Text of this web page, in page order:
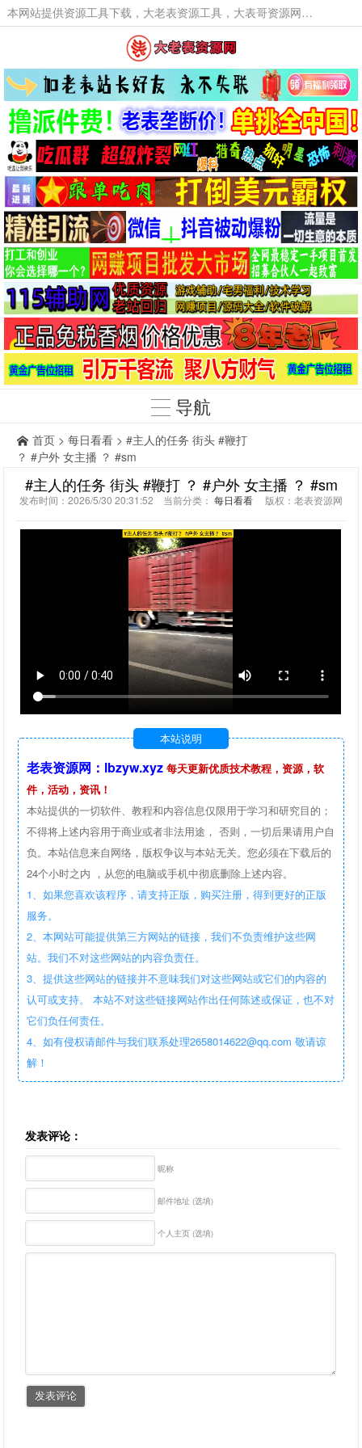
本网站提供资源工具下载，大老表资源工具，大表哥资源网软件工具，大老表资源下载，活动线报福利资源分享,活动线报，大型网游经典游戏，网络热门技术游戏辅助交流与分享。
导航
首页 > 每日看看 > #主人的任务 街头 #鞭打
？ #户外 女主播 ？ #sm
#主人的任务 街头 #鞭打 ？ #户外 女主播 ？ #sm
发布时间：2026/5/30 20:31:52 当前分类： 每日看看 版权：老表资源网
本站说明
老表资源网：lbzyw.xyz 每天更新优质技术教程，资源，软
件，活动，资讯！
本站提供的一切软件、教程和内容信息仅限用于学习和研究目的；
不得将上述内容用于商业或者非法用途， 否则，一切后果请用户自
负。本站信息来自网络，版权争议与本站无关。您必须在下载后的
24个小时之内 ，从您的电脑或手机中彻底删除上述内容。
1、如果您喜欢该程序，请支持正版，购买注册，得到更好的正版
服务。
2、本网站可能提供第三方网站的链接，我们不负责维护这些网
站。我们不对这些网站的内容负责任。
3、提供这些网站的链接并不意味我们对这些网站或它们的内容的
认可或支持。 本站不对这些链接网站作出任何陈述或保证，也不对
它们负任何责任。
4、如有侵权请邮件与我们联系处理2658014622@qq.com 敬请谅
解！
发表评论：
昵称
邮件地址 (选填)
个人主页 (选填)